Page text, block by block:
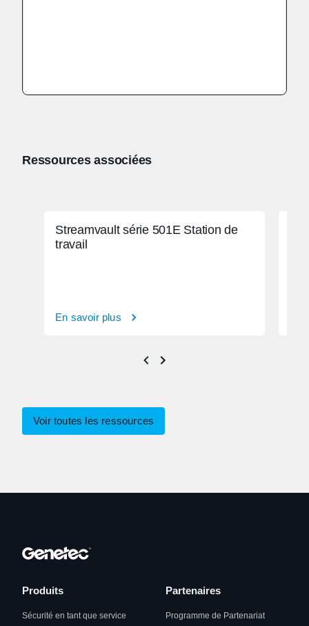
Ressources associées
Streamvault série 501E Station de
travail
En savoir plus
Voir toutes les ressources
Produits
Sécurité en tant que service
Partenaires
Programme de Partenariat